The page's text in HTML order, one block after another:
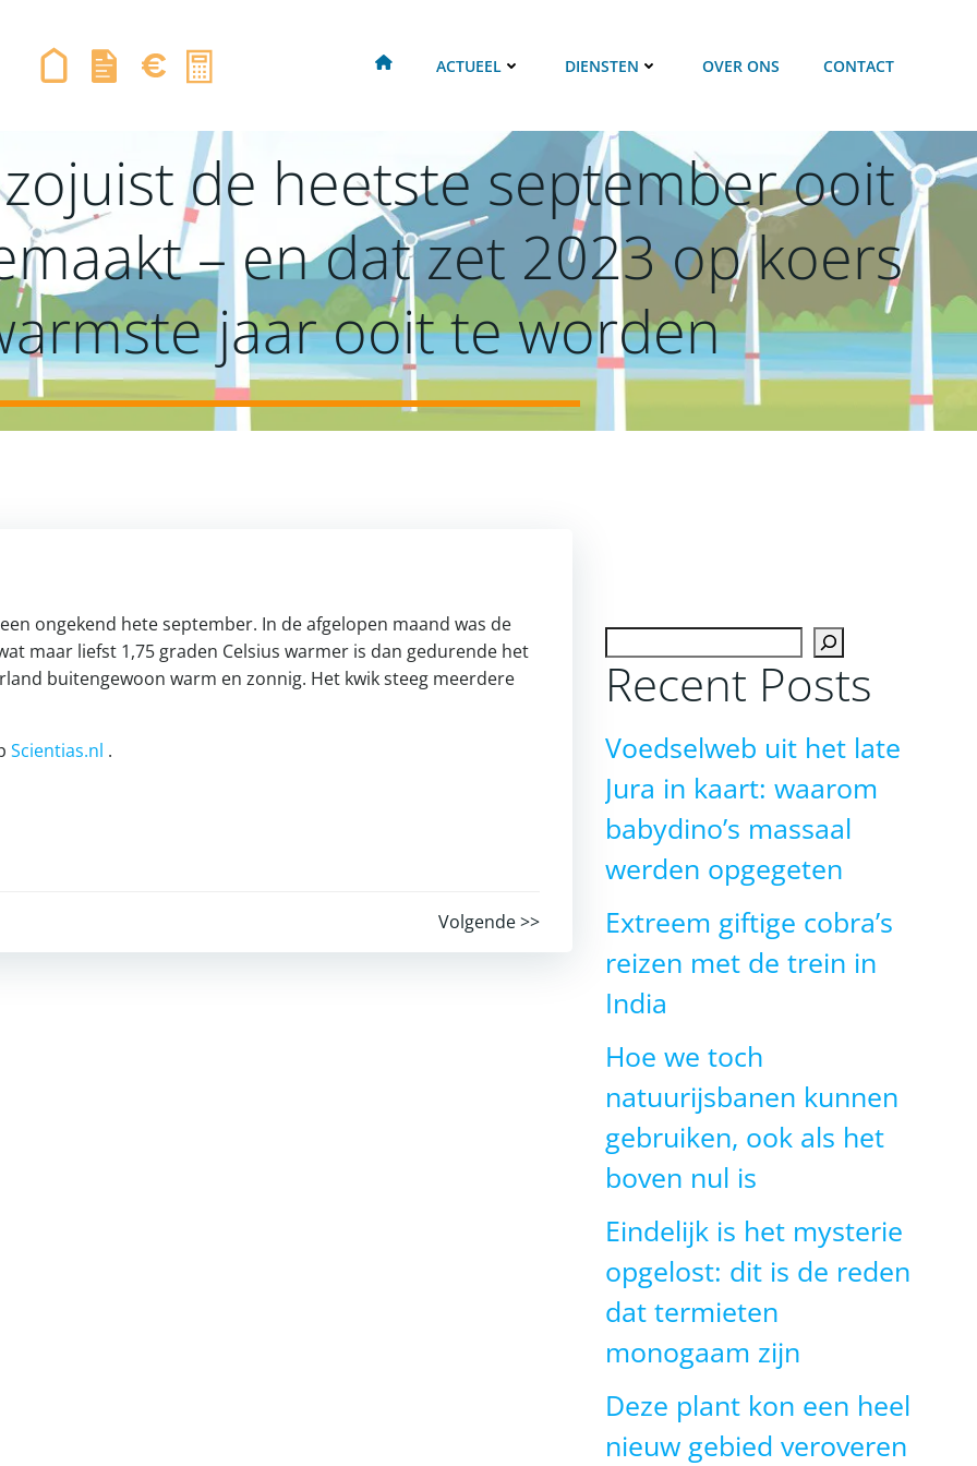
ACTUEEL DIENSTEN OVER ONS CONTACT
de heetste september ooit
– en dat zet 2023 op koers
jaar ooit te worden
ongekend hete september. In de afgelopen maand was de
maar liefst 1,75 graden Celsius warmer is dan gedurende het
buitengewoon warm en zonnig. Het kwik steeg meerdere
Scientias.nl .
Volgende >>
Recent Posts
Voedselweb uit het late
Jura in kaart: waarom
babydino’s massaal
werden opgegeten
Extreem giftige cobra’s
reizen met de trein in
India
Hoe we toch
natuurijsbanen kunnen
gebruiken, ook als het
boven nul is
Eindelijk is het mysterie
opgelost: dit is de reden
dat termieten
monogaam zijn
Deze plant kon een heel
nieuw gebied veroveren